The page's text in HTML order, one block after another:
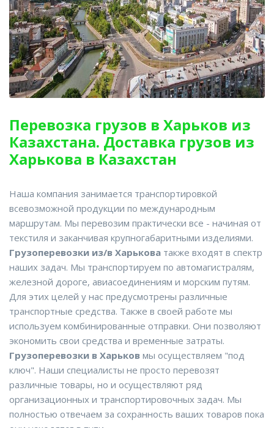
Перевозка грузов в Харьков из
Казахстана. Доставка грузов из
Харькова в Казахстан
Наша компания занимается транспортировкой
всевозможной продукции по международным
маршрутам. Мы перевозим практически все - начиная от
текстиля и заканчивая крупногабаритными изделиями.
Грузоперевозки из/в Харькова также входят в спектр
наших задач. Мы транспортируем по автомагистралям,
железной дороге, авиасоединениям и морским путям.
Для этих целей у нас предусмотрены различные
транспортные средства. Также в своей работе мы
используем комбинированные отправки. Они позволяют
экономить свои средства и временные затраты.
Грузоперевозки в Харьков мы осуществляем "под
ключ". Наши специалисты не просто перевозят
различные товары, но и осуществляют ряд
организационных и транспортировочных задач. Мы
полностью отвечаем за сохранность ваших товаров пока